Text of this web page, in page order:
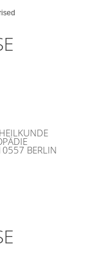
BERLIN